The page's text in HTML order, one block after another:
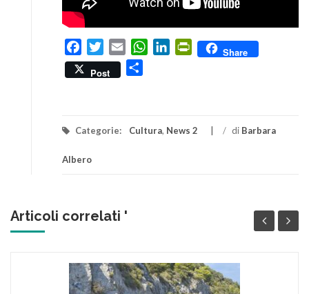
FacebookTwitterEmail WhatsApp
LinkedInPrintFriendly
Share
Post
Categorie: Cultura, News 2 / di Barbara
Albero
Articoli correlati '